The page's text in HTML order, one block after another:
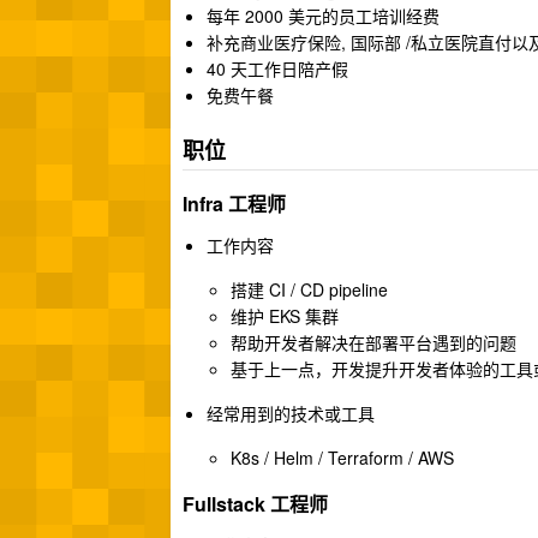
每年 2000 美元的员工培训经费
补充商业医疗保险, 国际部 /私立医院直付以
40 天工作日陪产假
免费午餐
职位
Infra 工程师
工作内容
搭建 CI / CD pipeline
维护 EKS 集群
帮助开发者解决在部署平台遇到的问题
基于上一点，开发提升开发者体验的工具
经常用到的技术或工具
K8s / Helm / Terraform / AWS
Fullstack 工程师